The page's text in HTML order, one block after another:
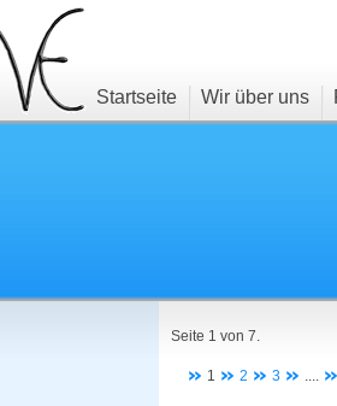
Startseite Wir über uns
Seite 1 von 7.
1 2 3 ....